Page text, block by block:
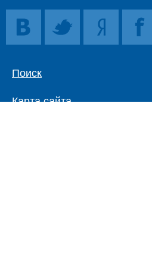
Поиск
Карта сайта